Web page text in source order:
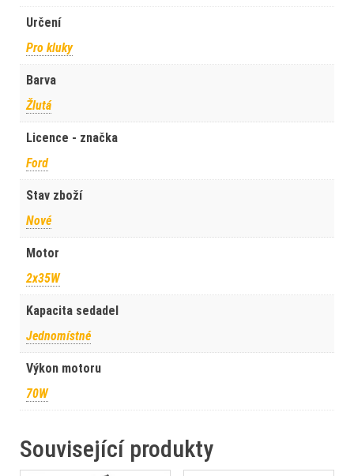
Určení
Pro kluky
Barva
Žlutá
Licence - značka
Ford
Stav zboží
Nové
Motor
2x35W
Kapacita sedadel
Jednomístné
Výkon motoru
70W
Související produkty